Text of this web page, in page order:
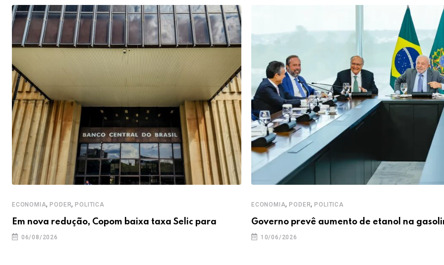
ECONOMIA,PODER,POLITICA
Em nova redução, Copom baixa taxa Selic para
06/08/2026
ECONOMIA,PODER,POLITICA
Governo prevê aumento de etanol na
10/06/2026